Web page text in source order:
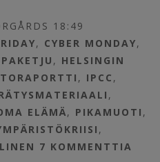
18:49
, CYBER MONDAY,
, HELSINGIN
, IPCC ,
,
ELÄMÄ, PIKAMUOTI ,
,
7 KOMMENTTIA